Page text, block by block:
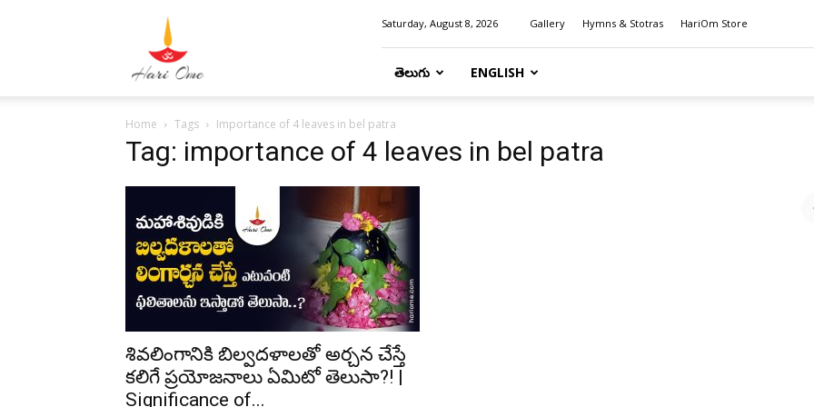
Saturday, August 8, 2026 Gallery Hymns & Stotras HariOm Store
తెలుగు ENGLISH
Home Tags Importance of 4 leaves in bel patra
Tag: importance of 4 leaves in bel patra
శివలింగానికి బిల్వదళాలతో అర్చన చేస్తే
కలిగే ప్రయోజనాలు ఏమిటో తెలుసా?! |
Significance of...